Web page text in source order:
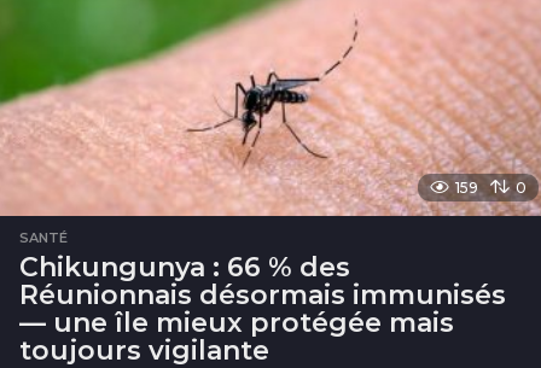
159 0
SANTÉ
Chikungunya : 66 % des
Réunionnais désormais immunisés
— une île mieux protégée mais
toujours vigilante